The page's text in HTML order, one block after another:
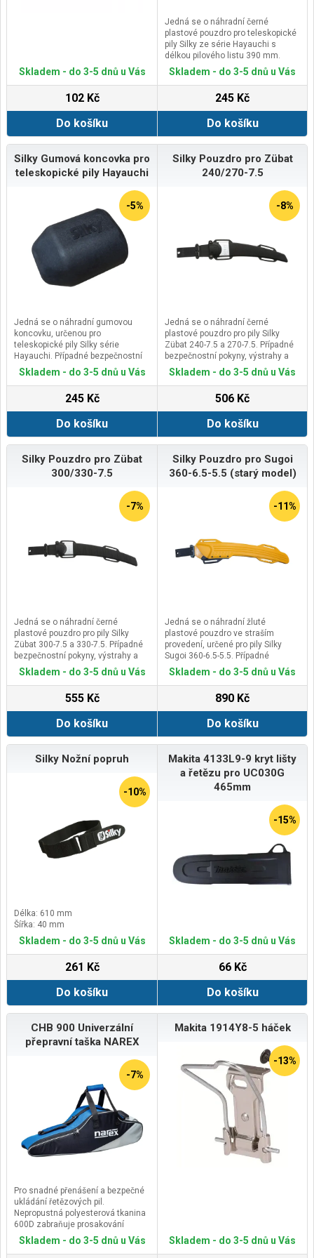
Skladem - do 3-5 dnů u Vás
102 Kč
Do košíku
Jedná se o náhradní černé
plastové pouzdro pro teleskopické
pily Silky ze série Hayauchi s
délkou pilového listu 390 mm.
Případné bezpečnostní pokyny,
výstrahy a upozornění jsou
příslušného kompatibilního
zboží.Kontaktní údaje výrobce /
dovozce / zplnomocněného
zástupce výrobce v EU:De Wild
B.V.Spectrum 38, 4706 NM
Roosendaal, Netherlandsemail:
support@silky-europe.com
Skladem - do 3-5 dnů u Vás
245 Kč
Do košíku
Silky Gumová koncovka pro
teleskopické pily Hayauchi
-5%
Jedná se o náhradní gumovou
koncovku, určenou pro
teleskopické pily Silky série
Hayauchi. Případné bezpečnostní
pokyny, výstrahy a upozornění jsou
součástí návodu k obsluze
příslušného kompatibilního
zboží.Kontaktní údaje výrobce /
dovozce / zplnomocněného
zástupce výrobce v EU:De Wild
Roosendaal, Netherlandsemail:
support@silky-europe.com
Skladem - do 3-5 dnů u Vás
245 Kč
Do košíku
Silky Pouzdro pro Zübat
240/270-7.5
-8%
Jedná se o náhradní černé
plastové pouzdro pro pily Silky
Zübat 240-7.5 a 270-7.5. Případné
bezpečnostní pokyny, výstrahy a
upozornění jsou součástí návodu k
obsluze příslušného
kompatibilního zboží.Kontaktní
údaje výrobce / dovozce /
zplnomocněného zástupce
výrobce v EU:De Wild B.V.Spectrum
Netherlandsemail: support@silky-
europe.com
Skladem - do 3-5 dnů u Vás
506 Kč
Do košíku
Silky Pouzdro pro Zübat
300/330-7.5
-7%
Jedná se o náhradní černé
plastové pouzdro pro pily Silky
Zübat 300-7.5 a 330-7.5. Případné
bezpečnostní pokyny, výstrahy a
upozornění jsou součástí návodu k
obsluze příslušného kompatibilního
dovozce / zplnomocněného
zástupce výrobce v EU:De Wild
B.V.Spectrum 38, 4706 NM
Roosendaal, Netherlandsemail:
support@silky-europe.com
Skladem - do 3-5 dnů u Vás
555 Kč
Do košíku
Silky Pouzdro pro Sugoi
360-6.5-5.5 (starý model)
-11%
Jedná se o náhradní žluté
plastové pouzdro ve straším
provedení, určené pro pily Silky
Sugoi 360-6.5-5.5. Případné
bezpečnostní pokyny, výstrahy a
upozornění jsou součástí návodu k
kompatibilního zboží.Kontaktní
údaje výrobce / dovozce /
zplnomocněného zástupce
výrobce v EU:De Wild B.V.Spectrum
38, 4706 NM Roosendaal,
Netherlandsemail: support@silky-
europe.com
Skladem - do 3-5 dnů u Vás
890 Kč
Do košíku
Silky Nožní popruh
-10%
Délka: 610 mm
Šířka: 40 mm
Skladem - do 3-5 dnů u Vás
261 Kč
Do košíku
Makita 4133L9-9 kryt lišty
a řetězu pro UC030G
465mm
-15%
Skladem - do 3-5 dnů u Vás
66 Kč
Do košíku
CHB 900 Univerzální
přepravní taška NAREX
-7%
Pro snadné přenášení a bezpečné
ukládání řetězových pil.
Nepropustná polyesterová tkanina
600D zabraňuje prosakování
zbytků mazacího oleje a zároveň
je velmi pevná a odolná proti
Skladem - do 3-5 dnů u Vás
Makita 1914Y8-5 háček
-13%
Skladem - do 3-5 dnů u Vás